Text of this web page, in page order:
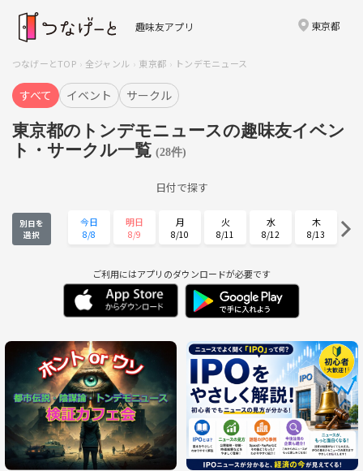
趣味友アプリ 東京都
つなげーとTOP 全ジャンル 東京都 トンデモニュース
すべて イベント サークル
東京都のトンデモニュースの趣味友イベン
ト・サークル一覧 (28件)
日付で探す
別日を
選択
今日
8/8
明日
8/9
月
8/10
火
8/11
水
8/12
木
8/13
8/14 8/15 8/16 8/17 8/18
木
8/20
金
8/21
日
8/23
月
8/24
8/26 8/28 8/29 8/30 8/31
火
9/1
水
9/2
金
9/4
土
9/5
日
9/6
ご利用にはアプリのダウンロードが必要です